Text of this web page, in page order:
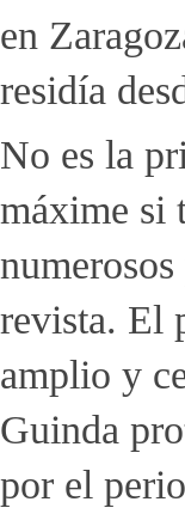
en
residía
No es la
máxime si
revista. El
amplio y
Guinda
por el